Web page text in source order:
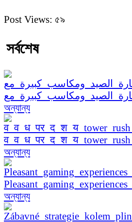
Post Views: ৫৯
সর্বশেষ
অন্যান্য
অন্যান্য
অন্যান্য